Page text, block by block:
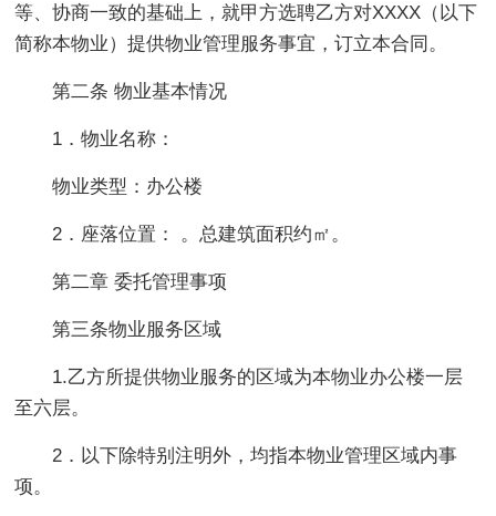
等、协商一致的基础上，就甲方选聘乙方对XXXX（以下
简称本物业）提供物业管理服务事宜，订立本合同。
第二条 物业基本情况
1．物业名称：
物业类型：办公楼
2．座落位置： 。总建筑面积约㎡。
第二章 委托管理事项
第三条物业服务区域
1.乙方所提供物业服务的区域为本物业办公楼一层
至六层。
2．以下除特别注明外，均指本物业管理区域内事
项。